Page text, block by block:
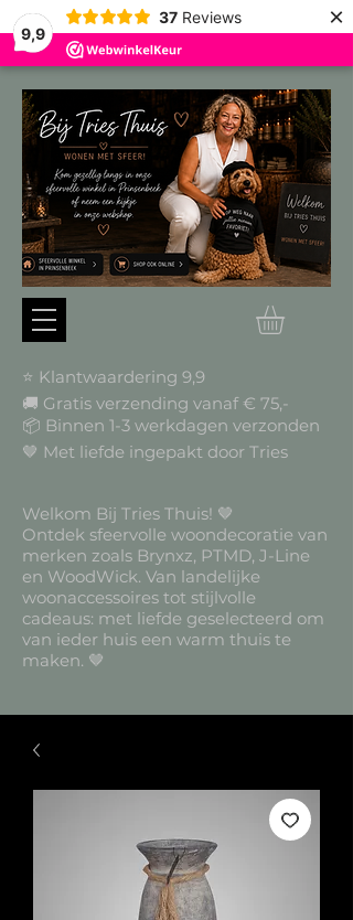
9,9
37 Reviews ×
⭐ Klantwaardering 9,9
🚚 Gratis verzending vanaf € 75,-
📦 Binnen 1-3 werkdagen verzonden
🤎 Met liefde ingepakt door Tries
Welkom Bij Tries Thuis! 🤎
Ontdek sfeervolle woondecoratie van
merken zoals Brynxz, PTMD, J-Line
en WoodWick. Van landelijke
woonaccessoires tot stijlvolle
cadeaus: met liefde geselecteerd om
van ieder huis een warm thuis te
maken. 🤎